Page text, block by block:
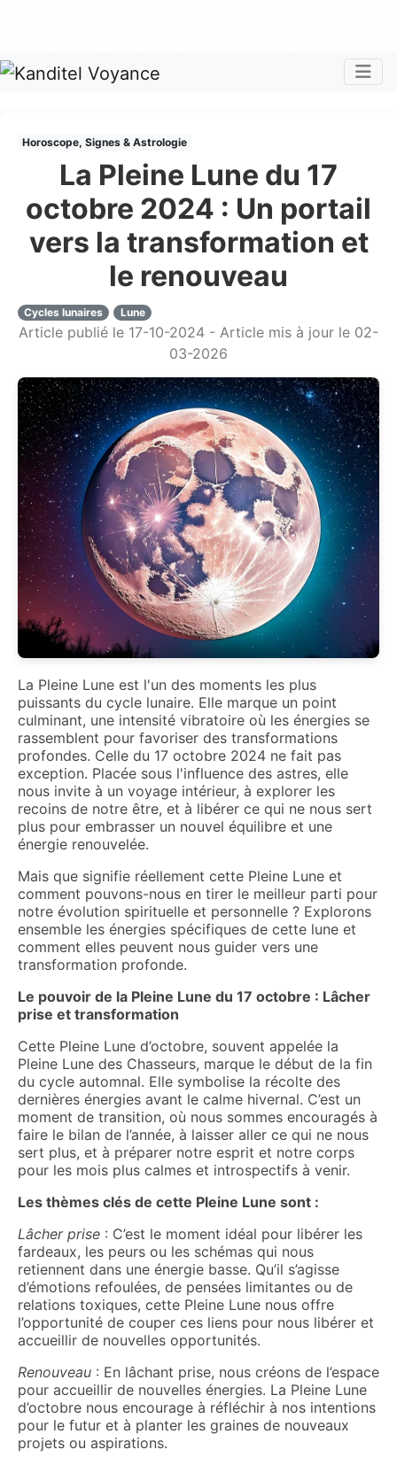
Horoscope, Signes & Astrologie
La Pleine Lune du 17
octobre 2024 : Un portail
vers la transformation et
le renouveau
Cycles lunaires Lune
Article publié le 17-10-2024 - Article mis à jour le 02-
03-2026
La Pleine Lune est l'un des moments les plus
puissants du cycle lunaire. Elle marque un point
culminant, une intensité vibratoire où les énergies se
rassemblent pour favoriser des transformations
profondes. Celle du 17 octobre 2024 ne fait pas
exception. Placée sous l'influence des astres, elle
nous invite à un voyage intérieur, à explorer les
recoins de notre être, et à libérer ce qui ne nous sert
plus pour embrasser un nouvel équilibre et une
énergie renouvelée.
Mais que signifie réellement cette Pleine Lune et
comment pouvons-nous en tirer le meilleur parti pour
notre évolution spirituelle et personnelle ? Explorons
ensemble les énergies spécifiques de cette lune et
comment elles peuvent nous guider vers une
transformation profonde.
Le pouvoir de la Pleine Lune du 17 octobre : Lâcher
prise et transformation
Cette Pleine Lune d’octobre, souvent appelée la
Pleine Lune des Chasseurs, marque le début de la fin
du cycle automnal. Elle symbolise la récolte des
dernières énergies avant le calme hivernal. C’est un
moment de transition, où nous sommes encouragés à
faire le bilan de l’année, à laisser aller ce qui ne nous
sert plus, et à préparer notre esprit et notre corps
pour les mois plus calmes et introspectifs à venir.
Les thèmes clés de cette Pleine Lune sont :
Lâcher prise : C’est le moment idéal pour libérer les
fardeaux, les peurs ou les schémas qui nous
retiennent dans une énergie basse. Qu’il s’agisse
d’émotions refoulées, de pensées limitantes ou de
relations toxiques, cette Pleine Lune nous offre
l’opportunité de couper ces liens pour nous libérer et
accueillir de nouvelles opportunités.
Renouveau : En lâchant prise, nous créons de l’espace
pour accueillir de nouvelles énergies. La Pleine Lune
d’octobre nous encourage à réfléchir à nos intentions
pour le futur et à planter les graines de nouveaux
projets ou aspirations.